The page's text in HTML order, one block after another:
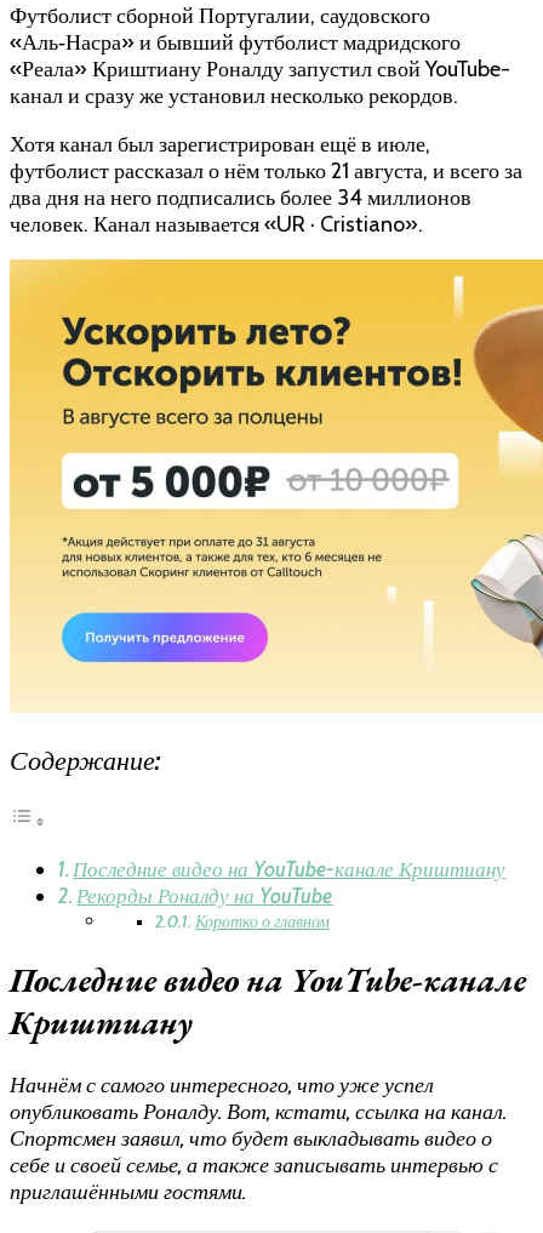
Футболист сборной Португалии, саудовского
«Аль‑Насра» и бывший футболист мадридского
«Реала» Криштиану Роналду запустил свой YouTube-
канал и сразу же установил несколько рекордов.
Хотя канал был зарегистрирован ещё в июле,
футболист рассказал о нём только 21 августа, и всего за
два дня на него подписались более 34 миллионов
человек. Канал называется «UR · Cristiano».
Содержание:
Последние видео на YouTube-канале Криштиану
Рекорды Роналду на YouTube
Коротко о главном
Последние видео на YouTube-канале
Криштиану
Начнём с самого интересного, что уже успел
опубликовать Роналду. Вот, кстати, ссылка на канал.
Спортсмен заявил, что будет выкладывать видео о
себе и своей семье, а также записывать интервью с
приглашёнными гостями.